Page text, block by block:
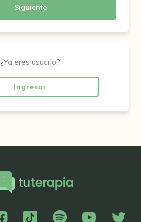
Siguiente
¿Ya eres usuario?
Ingresar